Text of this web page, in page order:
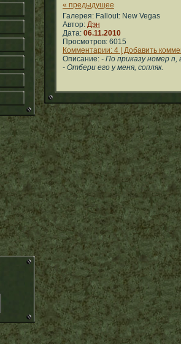
« предыдущее
Галерея: Fallout: New Vegas
Автор: Дэн
Дата: 06.11.2010
Просмотров: 6015
Комментарии: 4 | Добавить
Описание: - По приказу номер
- Отбери его у меня, сопляк.